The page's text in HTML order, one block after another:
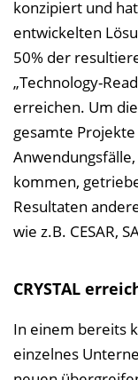
konzipiert und
entwickelten
50% der
„Technology-
erreichen. Um
gesamte
kommen,
Resultaten
wie z.B. CESAR,
CRYSTAL
In einem bereits
einzelnes